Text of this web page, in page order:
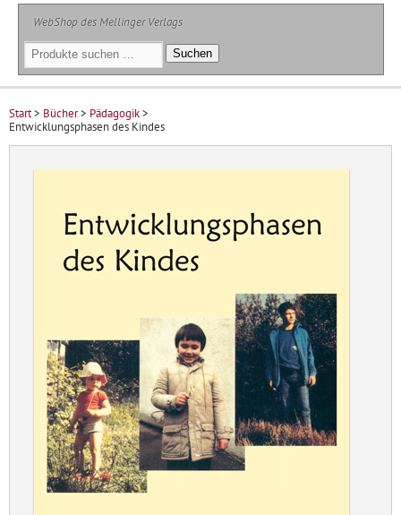
WebShop des Mellinger Verlags
Suchen
nach:
Suchen
Start> Bücher> Pädagogik>
Entwicklungsphasen des Kindes